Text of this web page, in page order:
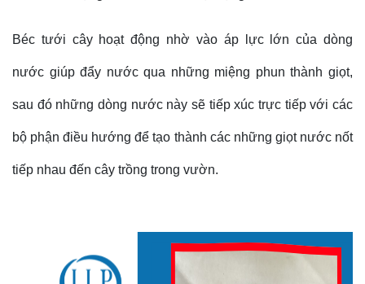
Béc tưới cây hoạt động nhờ vào áp lực lớn của dòng
nước giúp đẩy nước qua những miệng phun thành giọt,
sau đó những dòng nước này sẽ tiếp xúc trực tiếp với các
bộ phận điều hướng để tạo thành các những giọt nước nốt
tiếp nhau đến cây trồng trong vườn.